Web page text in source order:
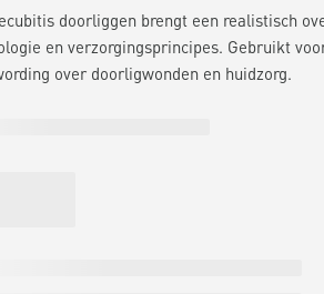
doorliggen brengt een realistisch
en verzorgingsprincipes. Gebruikt
over doorligwonden en huidzorg.